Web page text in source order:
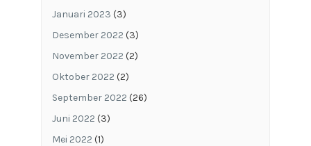
Januari 2023 (3)
Desember 2022 (3)
November 2022 (2)
Oktober 2022 (2)
September 2022 (26)
Juni 2022 (3)
Mei 2022 (1)